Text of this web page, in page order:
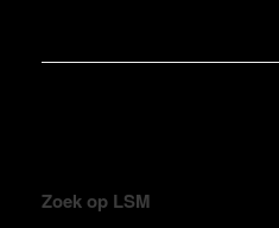
Zoek op LSM